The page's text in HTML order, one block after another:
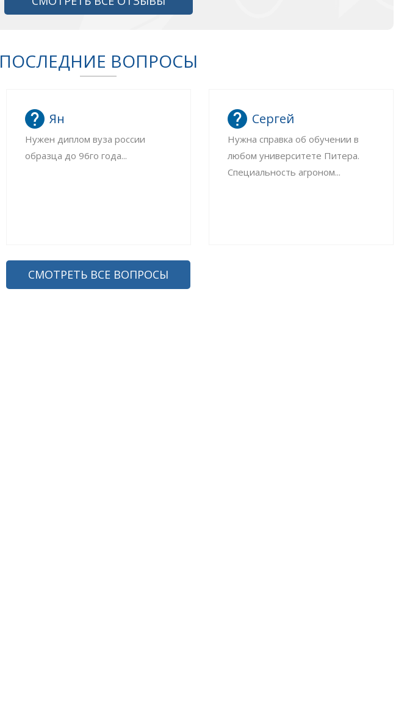
ПОСЛЕДНИЕ ВОПРОСЫ
Ян
Нужен диплом вуза россии
образца до 96го года...
Сергей
Нужна справка об обучении в
любом университете Питера.
Специальность агроном...
СМОТРЕТЬ ВСЕ ВОПРОСЫ